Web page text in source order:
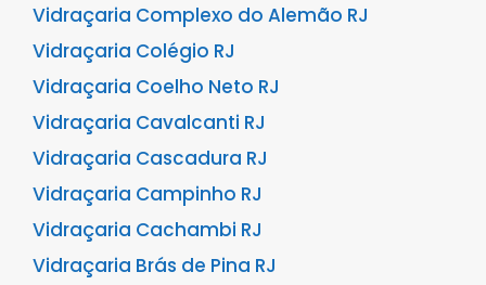
Vidraçaria Complexo do Alemão RJ
Vidraçaria Colégio RJ
Vidraçaria Coelho Neto RJ
Vidraçaria Cavalcanti RJ
Vidraçaria Cascadura RJ
Vidraçaria Campinho RJ
Vidraçaria Cachambi RJ
Vidraçaria Brás de Pina RJ